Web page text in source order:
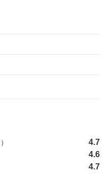
）
4.7
4.6
4.7